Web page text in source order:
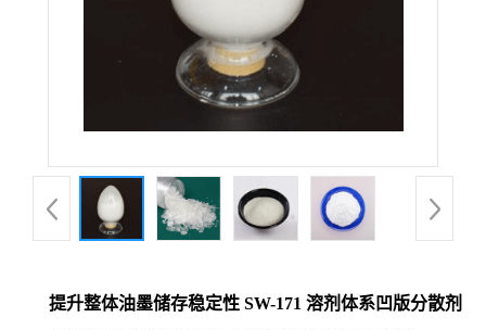
提升整体油墨储存稳定性 SW-171 溶剂体系凹版分散剂